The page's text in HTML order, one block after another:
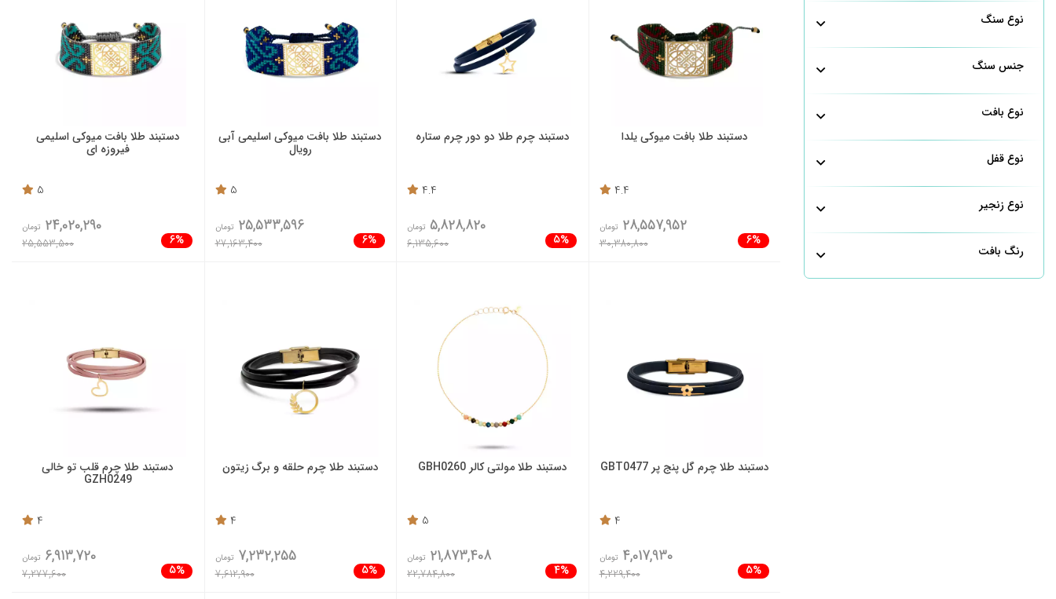
نوع سنگ
جنس سنگ
نوع بافت
نوع قفل
نوع زنجیر
رنگ بافت
دستبند طلا بافت میوکی یلدا
4.4
6%
28,557,952 تومان
30,380,800
دستبند چرم طلا دو دور چرم ستاره
4.4
5%
5,828,820 تومان
6,135,600
دستبند طلا بافت میوکی اسلیمی آبی
رویال
5
6%
25,533,596 تومان
27,163,400
دستبند طلا بافت میوکی اسلیمی
فیروزه ای
5
6%
24,020,290 تومان
25,553,500
دستبند طلا چرم گل پنج پر GBT0477
4
5%
4,017,930 تومان
4,229,400
دستبند طلا مولتی کالر GBH0260
5
4%
21,873,408 تومان
22,784,800
دستبند طلا چرم حلقه و برگ زیتون
4
5%
7,232,255 تومان
7,612,900
دستبند طلا چرم قلب تو خالی
GZH0249
4
5%
6,913,720 تومان
7,277,600